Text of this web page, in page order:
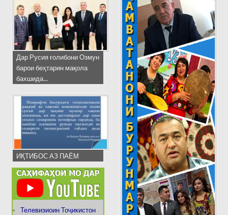
Дар Русия ғолибони Озмун
барои беҳтарин мақола
бахшида...
ИҚТИБОС АЗ ПАЁМ
Телевизиоин Тоҷикистон